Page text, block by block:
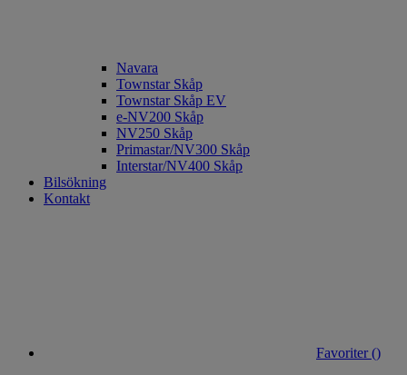
Navara
Townstar Skåp
Townstar Skåp EV
e-NV200 Skåp
NV250 Skåp
Primastar/NV300 Skåp
Interstar/NV400 Skåp
Bilsökning
Kontakt
Favoriter ()